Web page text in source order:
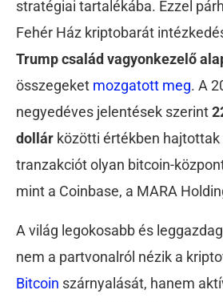
stratégiai tartalékába. Ezzel
Fehér Ház kriptobarát
Trump család vagyonkezelő
összegeket mozgatott meg. A
negyedéves jelentések szerint
dollár közötti értékben
tranzakciót olyan bitcoin-
mint a Coinbase, a MARA
A világ legokosabb és
nem a partvonalról nézik a
Bitcoin szárnyalását, hanem